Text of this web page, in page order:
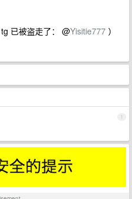
已被盗走了： @Yisitie777 ）
1